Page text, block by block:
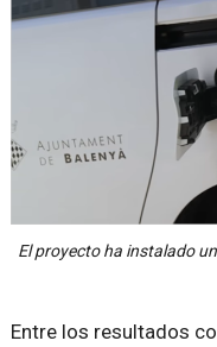
El proyecto ha instalado
Entre los resultados